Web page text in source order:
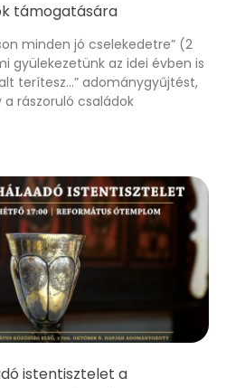
támogatására
minden jó cselekedetre” (2
gyülekezetünk az idei évben is
terítesz…” adománygyűjtést,
rászoruló családok
istentisztelet a